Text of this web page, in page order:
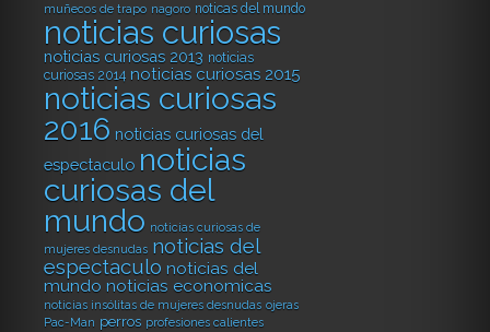
muñecos de trapo nagoro noticas del mundo
noticias curiosas
noticias curiosas 2013 noticias
curiosas 2014 noticias curiosas 2015
noticias curiosas
2016 noticias curiosas del
espectaculo noticias
curiosas del
mundo noticias curiosas de
mujeres desnudas noticias del
espectaculo noticias del
mundo noticias economicas
noticias insólitas de mujeres desnudas ojeras
Pac-Man perros profesiones calientes